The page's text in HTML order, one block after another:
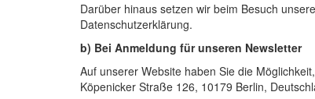
Darüber hinaus setzen wir beim Besuch
Datenschutzerklärung.
b) Bei Anmeldung für unseren Newsletter
Auf unserer Website haben Sie die
Köpenicker Straße 126, 10179 Berlin,